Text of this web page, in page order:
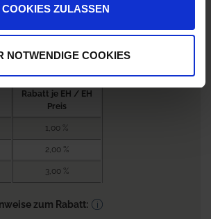
COOKIES ZULASSEN
NOTWENDIGE COOKIES
/ Eh
Rabatt je EH / EH
Preis
1,00 %
2,00 %
3,00 %
zum Rabatt: